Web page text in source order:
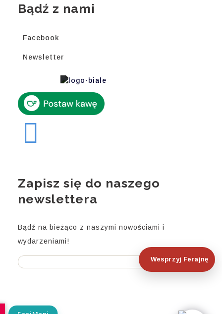
Bądź z nami
Facebook
Wesprzyj Ferajnę
Newsletter
Zapisz się do naszego
newslettera
Bądź na bieżąco z naszymi nowościami i
wydarzeniami!